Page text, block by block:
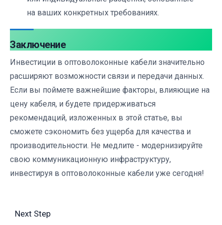
на ваших конкретных требованиях.
Заключение
Инвестиции в оптоволоконные кабели значительно
расширяют возможности связи и передачи данных.
Если вы поймете важнейшие факторы, влияющие на
цену кабеля, и будете придерживаться
рекомендаций, изложенных в этой статье, вы
сможете сэкономить без ущерба для качества и
производительности. Не медлите - модернизируйте
свою коммуникационную инфраструктуру,
инвестируя в оптоволоконные кабели уже сегодня!
Next Step